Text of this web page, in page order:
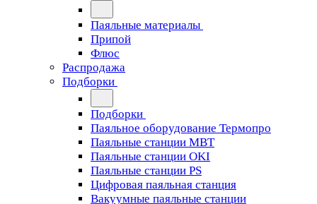
Паяльные материалы
Припой
Флюс
Распродажа
Подборки
Подборки
Паяльное оборудование Термопро
Паяльные станции MBT
Паяльные станции OKI
Паяльные станции PS
Цифровая паяльная станция
Вакуумные паяльные станции